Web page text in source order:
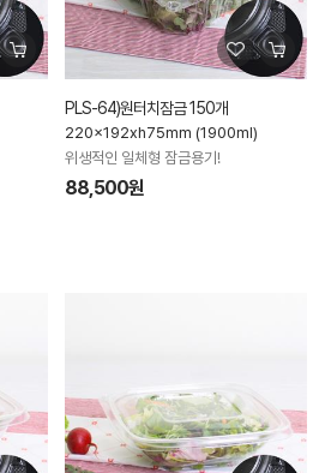
PLS-64)원터치잠금 150개
220x192xh75mm (1900ml)
위생적인 일체형 잠금용기!
88,500원